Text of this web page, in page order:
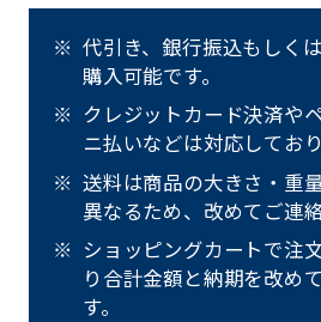
代引き、銀行振込もしく
購入可能です。
クレジットカード決済や
ニ払いなどは対応してお
送料は商品の大きさ・重
異なるため、改めてご連
ショッピングカートで注
り合計金額と納期を改め
す。